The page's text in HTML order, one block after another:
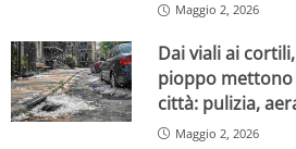
Maggio 2, 2026
Dai viali ai
pioppo mettono
città: pulizia,
Maggio 2, 2026